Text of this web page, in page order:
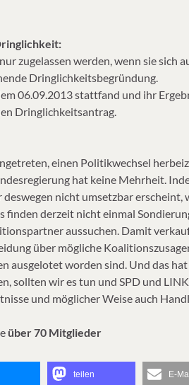
zugelassen werden, wenn sie sich
Dringlichkeitsbegründung.
06.09.2013 stattfand und ihr
Dringlichkeitsantrag.
einen Politikwechsel
hat keine Mehrheit.
nicht umsetzbar
finden derzeit nicht einmal
aussuchen. Damit
über mögliche
ausgelotet worden sind. Und das
sollten wir es tun und SPD und
und möglicher Weise auch
über 70 Mitglieder
teilen E-